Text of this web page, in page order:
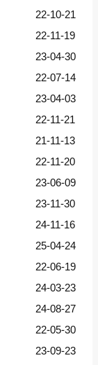
22-10-21
22-11-19
23-04-30
22-07-14
23-04-03
22-11-21
21-11-13
22-11-20
23-06-09
23-11-30
24-11-16
25-04-24
22-06-19
24-03-23
24-08-27
22-05-30
23-09-23